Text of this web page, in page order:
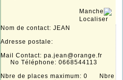
Manche
Localiser
Nom de contact: JEAN
Adresse postale:
Mail Contact: pa.jean@orange.fr
No Téléphone: 0668544113
Nbre de places maximum: 0 Nbre